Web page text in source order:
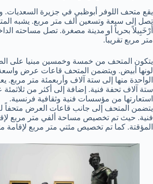
يقع متحف اللوفر أبوظبي في جزيرة السعديات.
تصل إلى سبعة وتسعين ألف متر مربع. يشبه
أَرْخَبِيلاً بحرياً أو مدينة مصغرة. تصل مساحته
متر مربع تقريباً.
يتكون المتحف من خمسة وخمسين مبنيا على
لونها أبيض. ويتضمن المتحف قاعات عرض
الواحدة منها إلى ستة آلاف وأربعمئة متر مربع.
ستة آلاف تحفة فنية. إضافة إلى أكثر من
استعارتها من مؤسسات فنية وثقافية فرنسية.
يتضمن المتحف إلى جانب قاعات العرض متحفاً
فنية. حيث تم تخصيص مساحة ألفي متر مربع
المؤقتة. كما تم تخصيص مئتي متر مربع لإقامة